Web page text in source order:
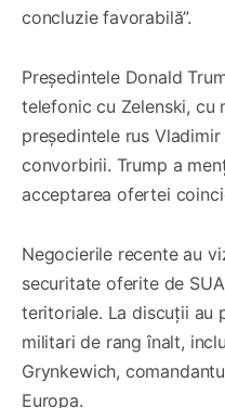
concluzie favorabilă”.
Președintele Donald
telefonic cu Zelenski, cu
președintele rus
convorbirii. Trump a
acceptarea ofertei
Negocierile recente au
securitate oferite de
teritoriale. La discuții au
militari de rang înalt,
Grynkewich,
Europa.